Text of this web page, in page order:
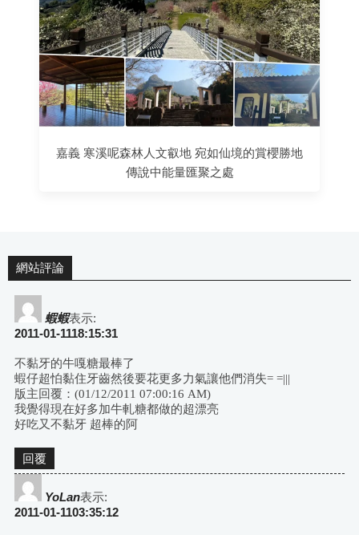
嘉義 寒溪呢森林人文叡地 宛如仙境的賞櫻勝地
傳說中能量匯聚之處
網站評論
蝦蝦表示:
2011-01-1118:15:31
不黏牙的牛嘎糖最棒了
蝦仔超怕黏住牙齒然後要花更多力氣讓他們消失= =|||
版主回覆：(01/12/2011 07:00:16 AM)
我覺得現在好多加牛軋糖都做的超漂亮
好吃又不黏牙 超棒的阿
回覆
YoLan表示:
2011-01-1103:35:12